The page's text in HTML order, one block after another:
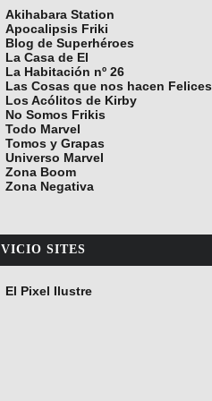
Akihabara Station
Apocalipsis Friki
Blog de Superhéroes
La Casa de El
La Habitación nº 26
Las Cosas que nos hacen Felices
Los Acólitos de Kirby
No Somos Frikis
Todo Marvel
Tomos y Grapas
Universo Marvel
Zona Boom
Zona Negativa
VICIO SITES
El Pixel Ilustre